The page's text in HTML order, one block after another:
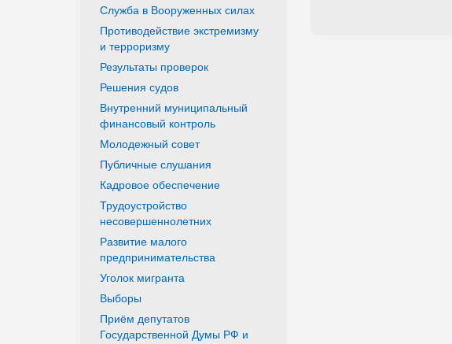
Служба в Вооруженных силах
Противодействие экстремизму
и терроризму
Результаты проверок
Решения судов
Внутренний муниципальный
финансовый контроль
Молодежный совет
Публичные слушания
Кадровое обеспечение
Трудоустройство
несовершеннолетних
Развитие малого
предпринимательства
Уголок мигранта
Выборы
Приём депутатов
Государственной Думы РФ и